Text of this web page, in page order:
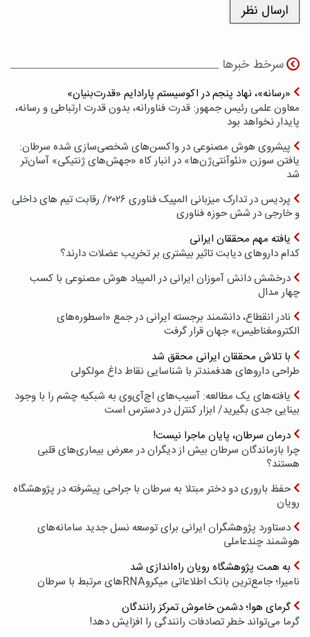
سرخط خبرها
«رسانه»، نهاد پنجم در اکوسیستم پارادایم «قدرت‌بنیان»
معاون علمی رئیس جمهور: قدرت فناورانه، بدون قدرت ارتباطی و رسانه،
پایدار نخواهد بود
پیشروی هوش مصنوعی در واکسن‌های شخصی‌سازی شده سرطان:
یافتن سوزن «نئوآنتی‌ژن‌ها» در انبار کاه «جهش‌های ژنتیکی» آسان‌تر
شد
پردیس در تدارک میزبانی المپیک فناوری ۲۰۲۶/ رقابت تیم های داخلی
و خارجی در شش حوزه فناوری
یافته مهم محققان ایرانی
کدام داروهای دیابت تاثیر بیشتری بر تخریب عضلات دارند؟
درخشش دانش آموزان ایرانی در المپیاد هوش مصنوعی با کسب
چهار مدال
نادر انقطاع، دانشمند برجسته ایرانی در جمع «اسطوره‌های
الکترومغناطیس» جهان قرار گرفت
با تلاش محققان ایرانی محقق شد
طراحی داروهای هدفمندتر با شناسایی نقاط داغ مولکولی
یافته‌های یک مطالعه: آسیب‌های اچ‌آی‌وی به شبکیه چشم را با وجود
بینایی جدی بگیرید/ ابزار کنترل در دسترس است
درمان سرطان، پایان ماجرا نیست!
چرا بازماندگان سرطان بیش از دیگران در معرض بیماری‌های قلبی
هستند؟
حفظ باروری دو دختر مبتلا به سرطان با جراحی پیشرفته در پژوهشگاه
رویان
دستاورد پژوهشگران ایرانی برای توسعه نسل جدید سامانه‌های
هوشمند چندعاملی
به همت پژوهشگاه رویان راه‌اندازی شد
نامیرا؛ جامع‌ترین بانک اطلاعاتی میکروRNAهای مرتبط با سرطان
گرمای هوا؛ دشمن خاموش تمرکز رانندگان
گرما می‌تواند خطر تصادفات رانندگی را افزایش دهد!